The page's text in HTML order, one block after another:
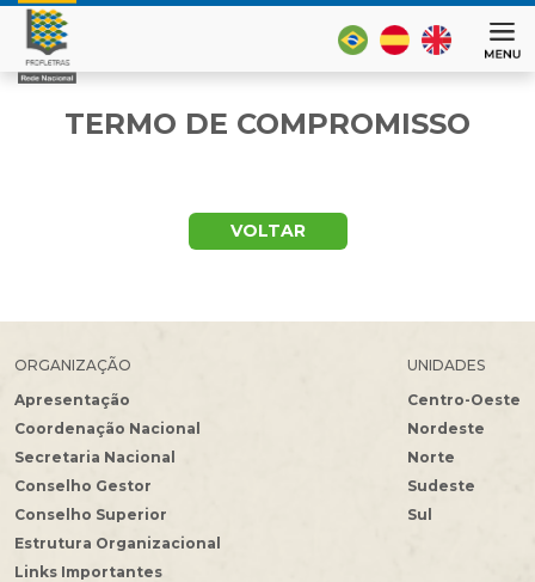
TERMO DE COMPROMISSO
VOLTAR
ORGANIZAÇÃO
Apresentação
Coordenação Nacional
Secretaria Nacional
Conselho Gestor
Conselho Superior
Estrutura Organizacional
Links Importantes
UNIDADES
Centro-Oeste
Nordeste
Norte
Sudeste
Sul